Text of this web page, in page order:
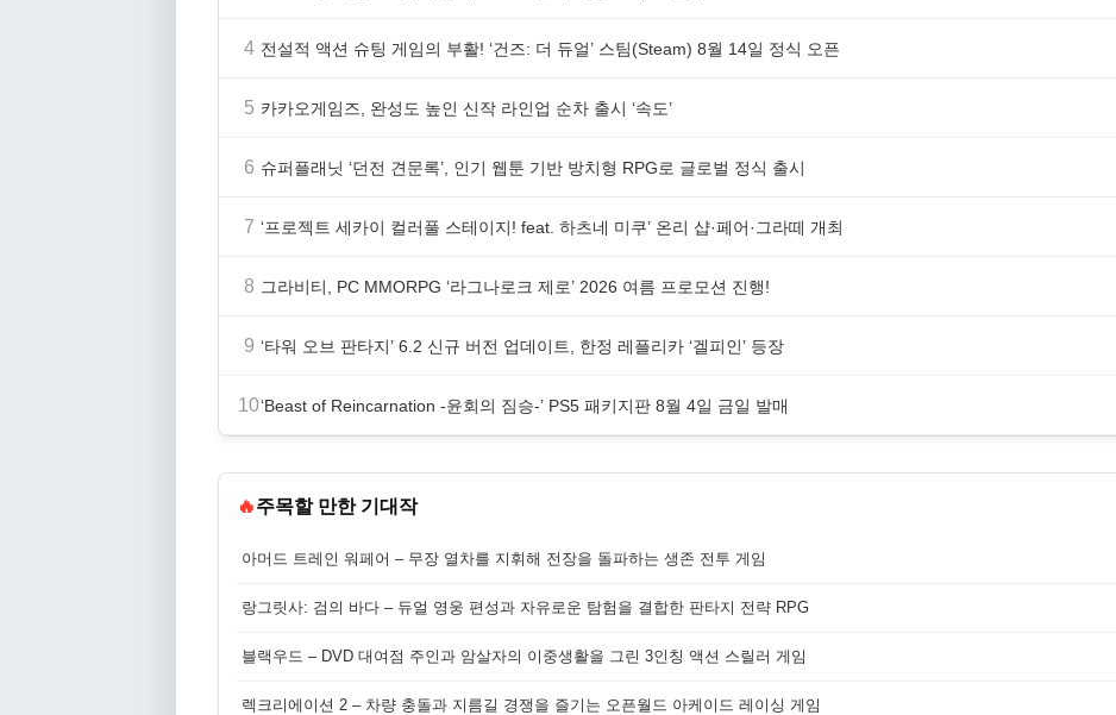
4 전설적 액션 슈팅 게임의 부활! ‘건즈: 더 듀얼’ 스팀(Steam) 8월 14일 정식 오픈
5 카카오게임즈, 완성도 높인 신작 라인업 순차 출시 ‘속도’
6 슈퍼플래닛 ‘던전 견문록’, 인기 웹툰 기반 방치형 RPG로 글로벌 정식 출시
7 ‘프로젝트 세카이 컬러풀 스테이지! feat. 하츠네 미쿠’ 온리 샵·페어·그라떼 개최
8 그라비티, PC MMORPG ‘라그나로크 제로’ 2026 여름 프로모션 진행!
9 ‘타워 오브 판타지’ 6.2 신규 버전 업데이트, 한정 레플리카 ‘겔피인’ 등장
10‘Beast of Reincarnation -윤회의 짐승-’ PS5 패키지판 8월 4일 금일 발매
🔥주목할 만한 기대작
아머드 트레인 워페어 – 무장 열차를 지휘해 전장을 돌파하는 생존 전투 게임
랑그릿사: 검의 바다 – 듀얼 영웅 편성과 자유로운 탐험을 결합한 판타지 전략 RPG
블랙우드 – DVD 대여점 주인과 암살자의 이중생활을 그린 3인칭 액션 스릴러 게임
렉크리에이션 2 – 차량 충돌과 지름길 경쟁을 즐기는 오픈월드 아케이드 레이싱 게임